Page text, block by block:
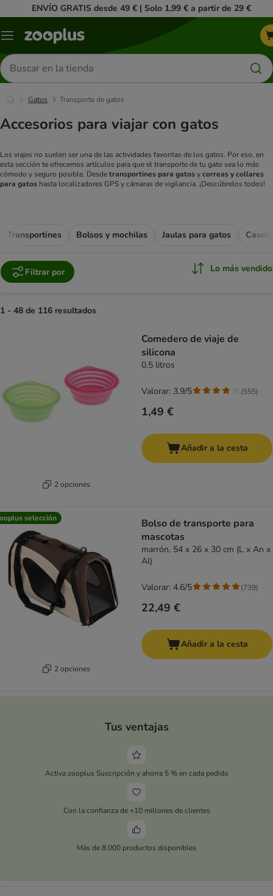
ENVÍO GRATIS desde 49 € | Solo 1,99 € a partir de 29 €
Menú
Buscar
productos
Gatos Transporte de gatos
Accesorios para viajar con gatos
Los viajes no suelen ser una de las actividades favoritas de los gatos. Por eso, en
esta sección te ofrecemos artículos para que el transporte de tu gato sea lo más
cómodo y seguro posible. Desdetransportines para gatosycorreas y collares
para gatos hasta localizadores GPS y cámaras de vigilancia. ¡Descúbrelos todos!
Transportines Bolsos y mochilas Jaulas para gatos
Filtrar por Lo más vendido
1 - 48 de 116 resultados
2 opciones
Comedero de viaje de
silicona
0,5 litros
1,49 €
Valorar: 3.9/5 (555)
Añadir a la cesta
selección
2 opciones
Bolso de transporte para
mascotas
marrón, 54 x 26 x 30 cm (L x An x
Al)
22,49 €
Valorar: 4.6/5 (739)
Añadir a la cesta
Tus ventajas
Activa zooplus Suscripción y ahorra 5 % en cada pedido
Con la confianza de +10 millones de clientes
Más de 8.000 productos disponibles